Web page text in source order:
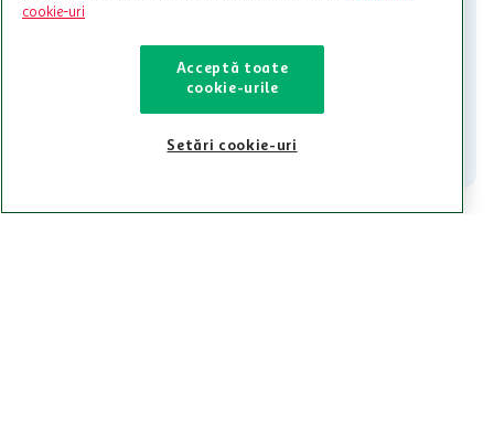
Iti stam mereu la dispozitie.
021-9141 contact@auchan.ro
Contact
cookie-uri
Acceptă toate
cookie-urile
Setări cookie-uri